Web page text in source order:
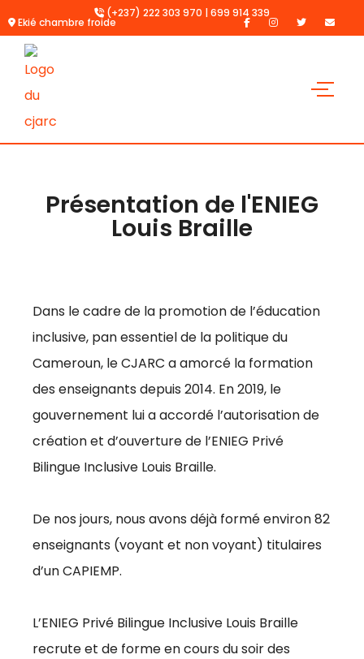
(+237) 222 303 970 | 699 914 339
Ekié chambre froide
Présentation de l'ENIEG
Louis Braille​
Dans le cadre de la promotion de l’éducation
inclusive, pan essentiel de la politique du
Cameroun, le CJARC a amorcé la formation
des enseignants depuis 2014. En 2019, le
gouvernement lui a accordé l’autorisation de
création et d’ouverture de l’ENIEG Privé
Bilingue Inclusive Louis Braille.
De nos jours, nous avons déjà formé environ 82
enseignants (voyant et non voyant) titulaires
d’un CAPIEMP.
L’ENIEG Privé Bilingue Inclusive Louis Braille
recrute et de forme en cours du soir des